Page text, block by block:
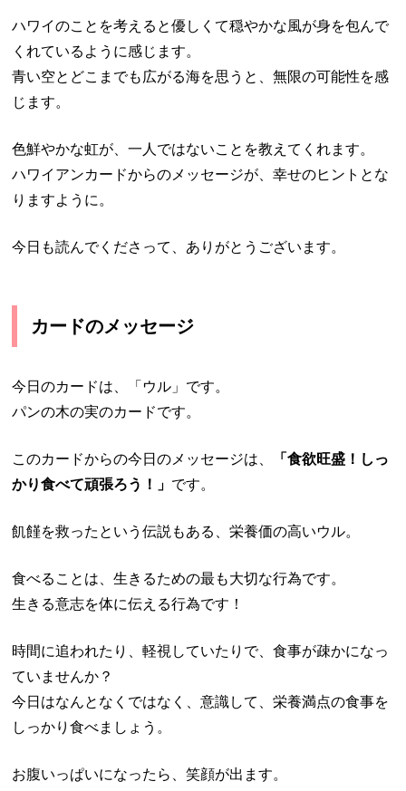
ハワイのことを考えると優しくて穏やかな風が身を包んで
くれているように感じます。
青い空とどこまでも広がる海を思うと、無限の可能性を感
じます。
色鮮やかな虹が、一人ではないことを教えてくれます。
ハワイアンカードからのメッセージが、幸せのヒントとな
りますように。
今日も読んでくださって、ありがとうございます。
カードのメッセージ
今日のカードは、「ウル」です。
パンの木の実のカードです。
このカードからの今日のメッセージは、
「食欲旺盛！しっ
かり食べて頑張ろう！」 です。
飢饉を救ったという伝説もある、栄養価の高いウル。
食べることは、生きるための最も大切な行為です。
生きる意志を体に伝える行為です！
時間に追われたり、軽視していたりで、食事が疎かになっ
ていませんか？
今日はなんとなくではなく、意識して、栄養満点の食事を
しっかり食べましょう。
お腹いっぱいになったら、笑顔が出ます。